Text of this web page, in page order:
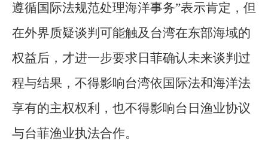
遵循国际法规范处理海洋事务”表示肯定，但
在外界质疑谈判可能触及台湾在东部海域的
权益后，才进一步要求日菲确认未来谈判过
程与结果，不得影响台湾依国际法和海洋法
享有的主权权利，也不得影响台日渔业协议
与台菲渔业执法合作。